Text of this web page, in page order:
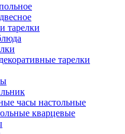
тарелки
тарелки
часы настольные
кварцевые